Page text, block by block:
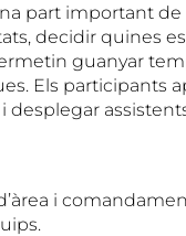
part important de
decidir quines
guanyar
Els participants
i